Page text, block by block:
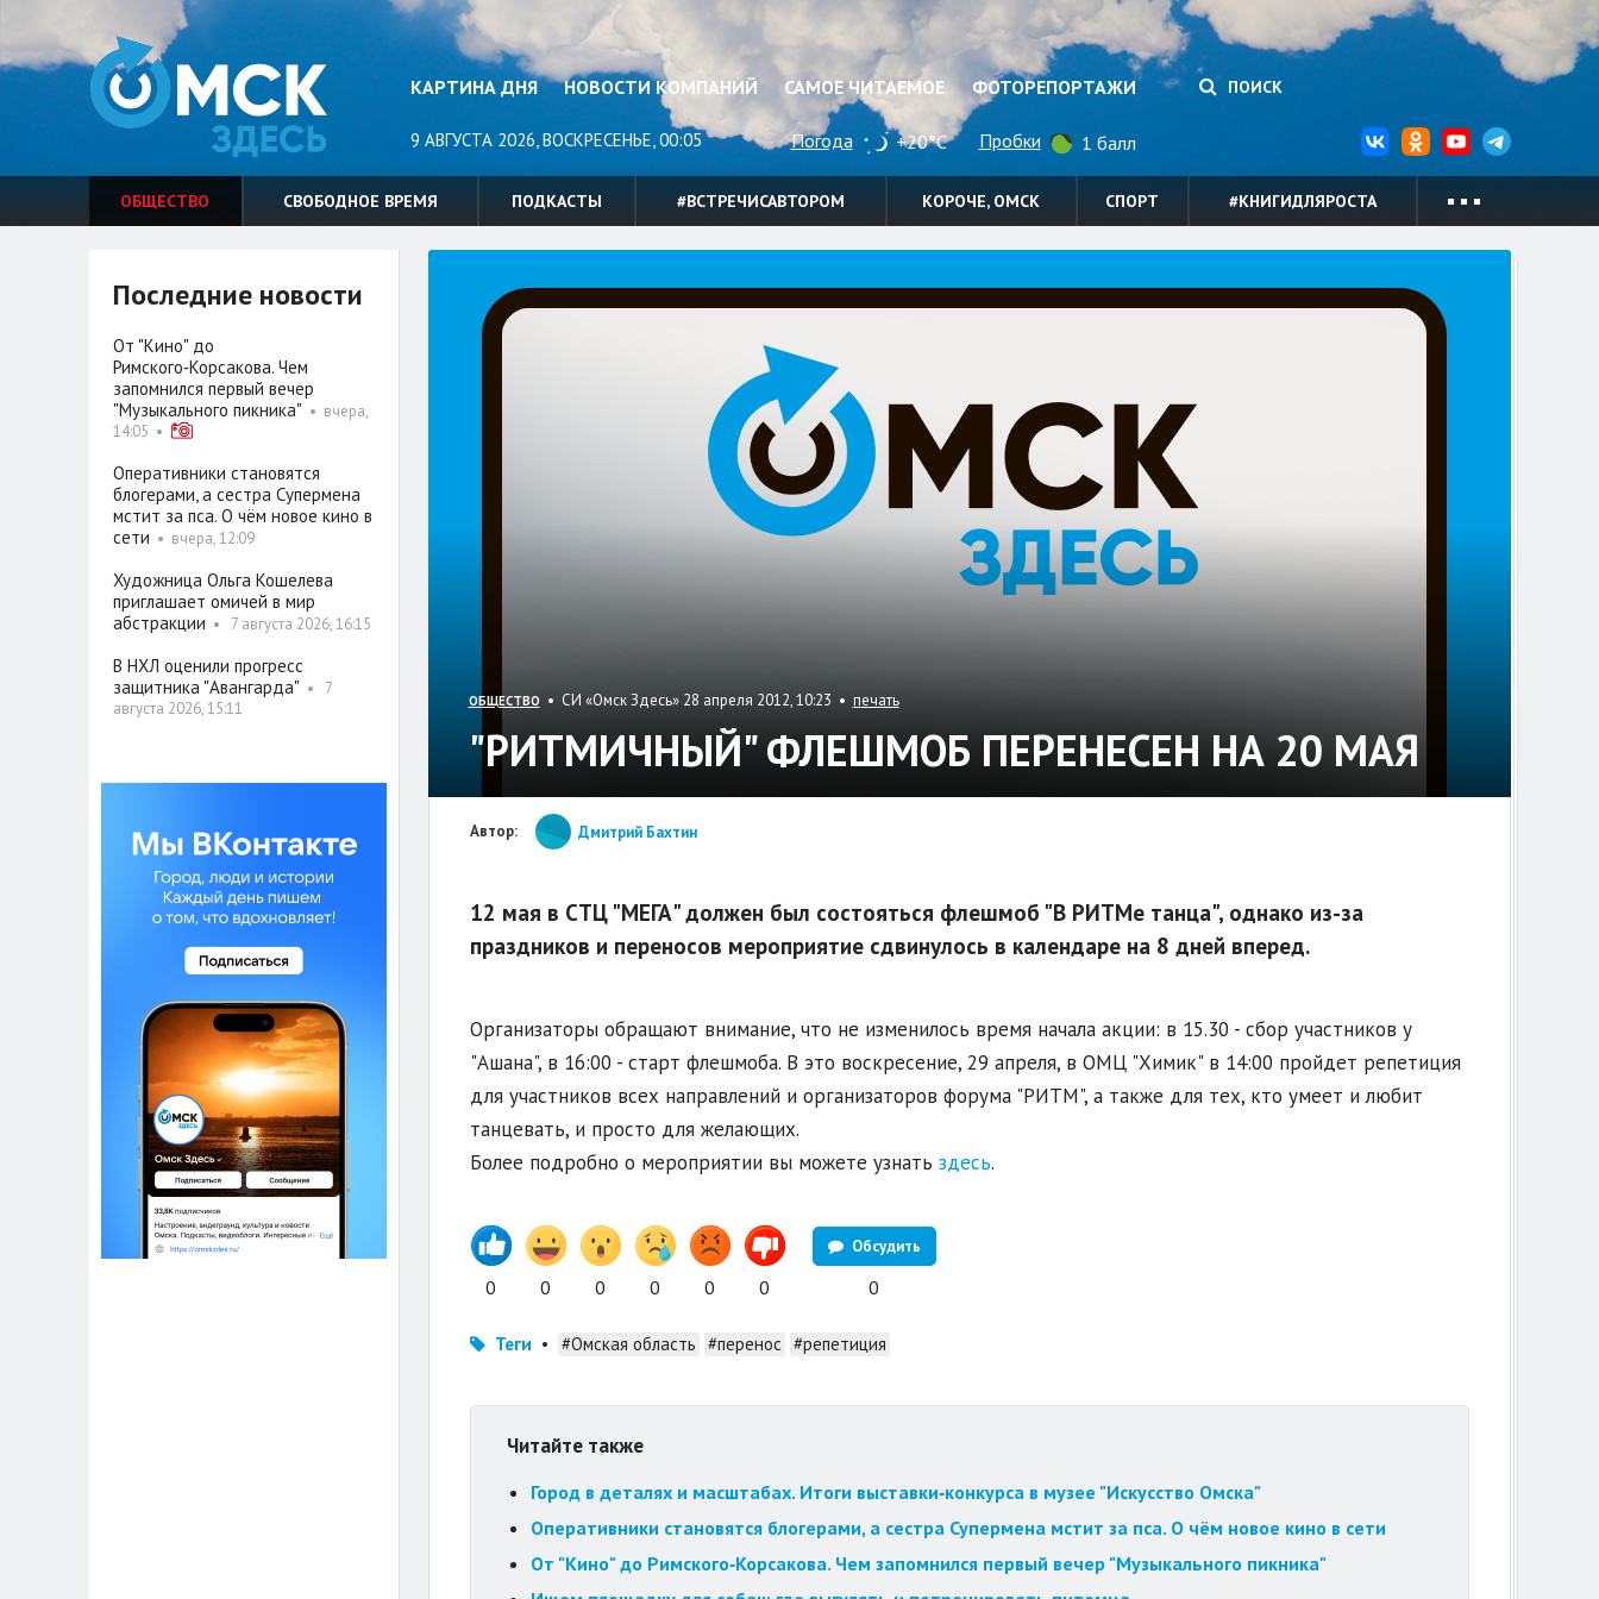
КАРТИНА ДНЯ НОВОСТИ КОМПАНИЙ САМОЕ ЧИТАЕМОЕ ФОТОРЕПОРТАЖИ ПОИСК
9 АВГУСТА 2026, ВОСКРЕСЕНЬЕ, 00:05 Погода +20°C Пробки 1 балл
ОБЩЕСТВО СВОБОДНОЕ ВРЕМЯ ПОДКАСТЫ #ВСТРЕЧИСАВТОРОМ КОРОЧЕ, ОМСК СПОРТ #КНИГИДЛЯРОСТА
ОБЩЕСТВО • СИ «Омск Здесь» 28 апреля 2012, 10:23 • печать
"РИТМИЧНЫЙ" ФЛЕШМОБ ПЕРЕНЕСЕН НА 20 МАЯ
Автор: Дмитрий Бахтин
12 мая в СТЦ "МЕГА" должен был состояться флешмоб "В РИТМе танца", однако из-за
праздников и переносов мероприятие сдвинулось в календаре на 8 дней вперед.
Организаторы обращают внимание, что не изменилось время начала акции: в 15.30 - сбор участников у
"Ашана", в 16:00 - старт флешмоба. В это воскресение, 29 апреля, в ОМЦ "Химик" в 14:00 пройдет репетиция
для участников всех направлений и организаторов форума "РИТМ", а также для тех, кто умеет и любит
танцевать, и просто для желающих.
Более подробно о мероприятии вы можете узнать здесь.
0 0 0 0 0 0
Обсудить
0
Теги • #Омская область #перенос #репетиция
Читайте также
Город в деталях и масштабах. Итоги выставки‑конкурса в музее "Искусство Омска"
Оперативники становятся блогерами, а сестра Супермена мстит за пса. О чём новое кино в сети
От "Кино" до Римского‑Корсакова. Чем запомнился первый вечер "Музыкального пикника"
Последние новости
От "Кино" до
Римского‑Корсакова. Чем
запомнился первый вечер
"Музыкального пикника" • вчера,
14:05 •
Оперативники становятся
блогерами, а сестра Супермена
мстит за пса. О чём новое кино в
сети • вчера, 12:09
Художница Ольга Кошелева
приглашает омичей в мир
абстракции • 7 августа 2026, 16:15
В НХЛ оценили прогресс
защитника "Авангарда" •
7
августа 2026, 15:11